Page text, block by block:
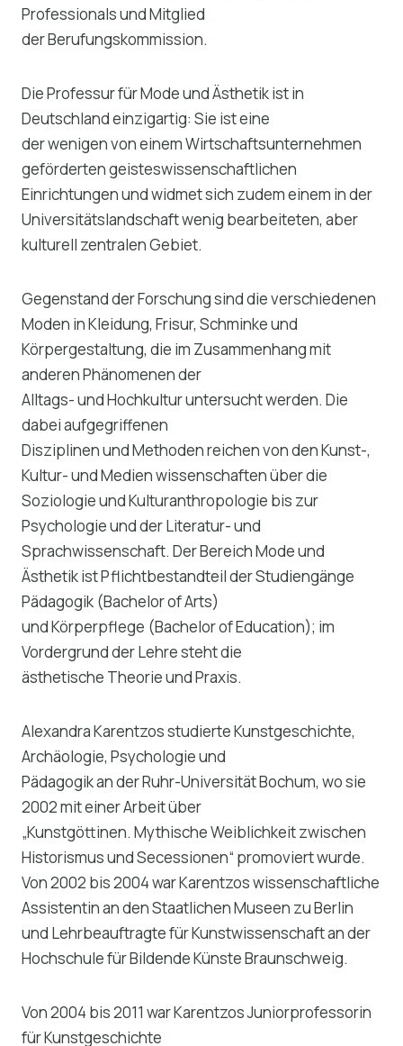
Professionals und Mitglied
der Berufungskommission.
Die Professur für Mode und Ästhetik ist in
Deutschland einzigartig: Sie ist eine
der wenigen von einem Wirtschaftsunternehmen
geförderten geisteswissenschaftlichen
Einrichtungen und widmet sich zudem einem in der
Universitätslandschaft wenig bearbeiteten, aber
kulturell zentralen Gebiet.
Gegenstand der Forschung sind die verschiedenen
Moden in Kleidung, Frisur, Schminke und
Körpergestaltung, die im Zusammenhang mit
anderen Phänomenen der
Alltags- und Hochkultur untersucht werden. Die
dabei aufgegriffenen
Disziplinen und Methoden reichen von den Kunst-,
Kultur- und Medien wissenschaften über die
Soziologie und Kulturanthropologie bis zur
Psychologie und der Literatur- und
Sprachwissenschaft. Der Bereich Mode und
Ästhetik ist Pflichtbestandteil der Studiengänge
Pädagogik (Bachelor of Arts)
und Körperpflege (Bachelor of Education); im
Vordergrund der Lehre steht die
ästhetische Theorie und Praxis.
Alexandra Karentzos studierte Kunstgeschichte,
Archäologie, Psychologie und
Pädagogik an der Ruhr-Universität Bochum, wo sie
2002 mit einer Arbeit über
„Kunstgöttinen. Mythische Weiblichkeit zwischen
Historismus und Secessionen“ promoviert wurde.
Von 2002 bis 2004 war Karentzos wissenschaftliche
Assistentin an den Staatlichen Museen zu Berlin
und Lehrbeauftragte für Kunstwissenschaft an der
Hochschule für Bildende Künste Braunschweig.
Von 2004 bis 2011 war Karentzos Juniorprofessorin
für Kunstgeschichte